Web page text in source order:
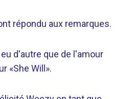
répondu aux remarques.
d'autre que de l'amour
«She Will».